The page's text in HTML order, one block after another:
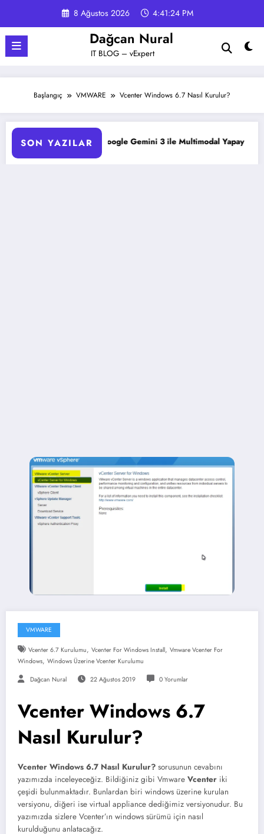
8 Ağustos 2026 4:41:25 PM
Dağcan Nural
IT BLOG – vExpert
Başlangıç VMWARE Vcenter Windows 6.7 Nasıl Kurulur?
SON YAZILAR
Google Gemini 3 ile Multimodal Yapay Zeka Veeam
VMWARE
Vcenter 6.7 Kurulumu, Vcenter For Windows Install, Vmware Vcenter For
Windows, Windows Üzerine Vcenter Kurulumu
Dağcan Nural 22 Ağustos 2019 0 Yorumlar
Vcenter Windows 6.7
Nasıl Kurulur?
Vcenter Windows 6.7 Nasıl Kurulur? sorusunun cevabını
yazımızda inceleyeceğiz. Bildiğiniz gibi Vmware Vcenter iki
çeşidi bulunmaktadır. Bunlardan biri windows üzerine kurulan
versiyonu, diğeri ise virtual appliance dediğimiz versiyonudur. Bu
yazımızda sizlere Vcenter’ın windows sürümü için nasıl
kurulduğunu anlatacağız.